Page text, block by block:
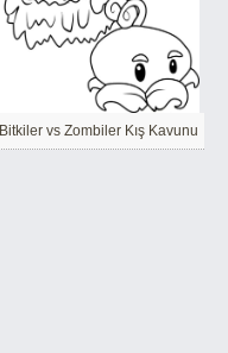
Bitkiler vs Zombiler Kış Kavunu